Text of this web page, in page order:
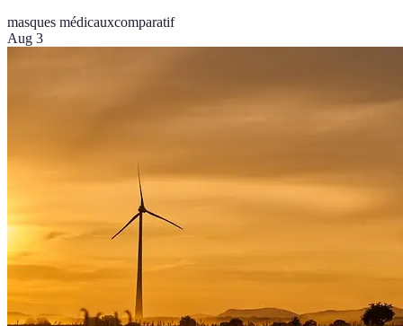
masques médicauxcomparatif
Aug 3